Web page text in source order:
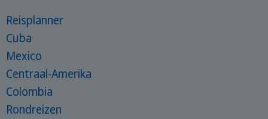
Reisplanner
Cuba
Mexico
Centraal-Amerika
Colombia
Rondreizen